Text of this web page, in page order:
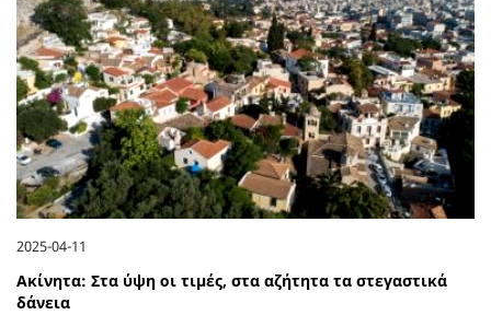
2025-04-11
Ακίνητα: Στα ύψη οι τιμές, στα αζήτητα τα στεγαστικά
δάνεια